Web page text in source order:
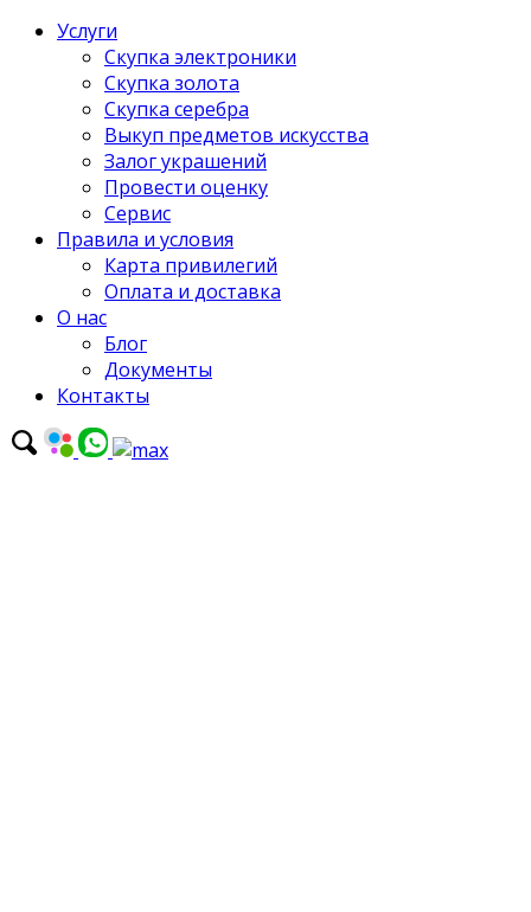
Услуги
Скупка электроники
Скупка золота
Скупка серебра
Выкуп предметов искусства
Залог украшений
Провести оценку
Сервис
Правила и условия
Карта привилегий
Оплата и доставка
О нас
Блог
Документы
Контакты